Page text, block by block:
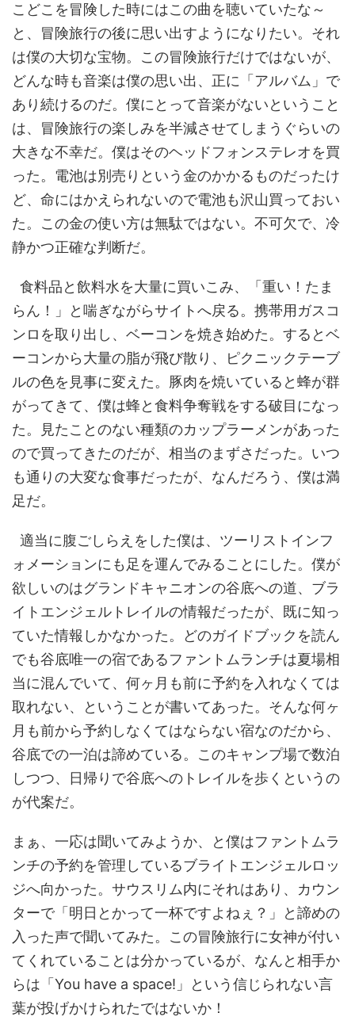
こどこを冒険した時にはこの曲を聴いていたな～
と、冒険旅行の後に思い出すようになりたい。それ
は僕の大切な宝物。この冒険旅行だけではないが、
どんな時も音楽は僕の思い出、正に「アルバム」で
あり続けるのだ。僕にとって音楽がないということ
は、冒険旅行の楽しみを半減させてしまうぐらいの
大きな不幸だ。僕はそのヘッドフォンステレオを買
った。電池は別売りという金のかかるものだったけ
ど、命にはかえられないので電池も沢山買っておい
た。この金の使い方は無駄ではない。不可欠で、冷
静かつ正確な判断だ。
食料品と飲料水を大量に買いこみ、「重い！たま
らん！」と喘ぎながらサイトへ戻る。携帯用ガスコ
ンロを取り出し、ベーコンを焼き始めた。するとベ
ーコンから大量の脂が飛び散り、ピクニックテーブ
ルの色を見事に変えた。豚肉を焼いていると蜂が群
がってきて、僕は蜂と食料争奪戦をする破目になっ
た。見たことのない種類のカップラーメンがあった
ので買ってきたのだが、相当のまずさだった。いつ
も通りの大変な食事だったが、なんだろう、僕は満
足だ。
適当に腹ごしらえをした僕は、ツーリストインフ
ォメーションにも足を運んでみることにした。僕が
欲しいのはグランドキャニオンの谷底への道、ブラ
イトエンジェルトレイルの情報だったが、既に知っ
ていた情報しかなかった。どのガイドブックを読ん
でも谷底唯一の宿であるファントムランチは夏場相
当に混んでいて、何ヶ月も前に予約を入れなくては
取れない、ということが書いてあった。そんな何ヶ
月も前から予約しなくてはならない宿なのだから、
谷底での一泊は諦めている。このキャンプ場で数泊
しつつ、日帰りで谷底へのトレイルを歩くというの
が代案だ。
まぁ、一応は聞いてみようか、と僕はファントムラ
ンチの予約を管理しているブライトエンジェルロッ
ジへ向かった。サウスリム内にそれはあり、カウン
ターで「明日とかって一杯ですよねぇ？」と諦めの
入った声で聞いてみた。この冒険旅行に女神が付い
てくれていることは分かっているが、なんと相手か
らは「 You have a space! 」という信じられない言
葉が投げかけられたではないか！